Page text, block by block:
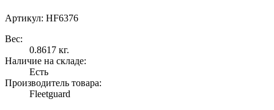
Артикул: HF6376
Вес:
0.8617 кг.
Наличие на складе:
Есть
Производитель товара:
Fleetguard